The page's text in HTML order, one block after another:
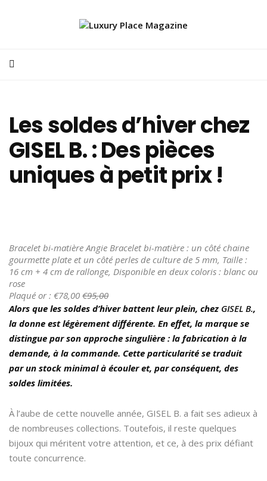
Les soldes d’hiver chez
GISEL B. : Des pièces
uniques à petit prix !
Bracelet bi-matière Angie Bracelet bi-matière : un côté chaine
gourmette plate et un côté perles de culture de 5 mm, Taille :
16 cm + 4 cm de rallonge, Disponible en deux coloris : blanc ou
rose
Plaqué or : €78,00 €95,00
Alors que les soldes d’hiver battent leur plein, chez GISEL B.,
la donne est légèrement différente. En effet, la marque se
distingue par son approche singulière : la fabrication à la
demande, à la commande. Cette particularité se traduit
par un stock minimal à écouler et, par conséquent, des
soldes limitées.
À l’aube de cette nouvelle année, GISEL B. a fait ses adieux à
de nombreuses collections. Toutefois, il reste quelques
bijoux qui méritent votre attention, et ce, à des prix défiant
toute concurrence.